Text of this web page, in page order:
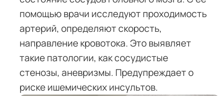
помощью врачи исследуют проходимость
артерий, определяют скорость,
направление кровотока. Это выявляет
такие патологии, как сосудистые
стенозы, аневризмы. Предупреждает о
риске ишемических инсультов.